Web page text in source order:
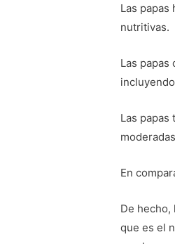
Las papas
nutritivas.
Las
Las
En
De
que es el